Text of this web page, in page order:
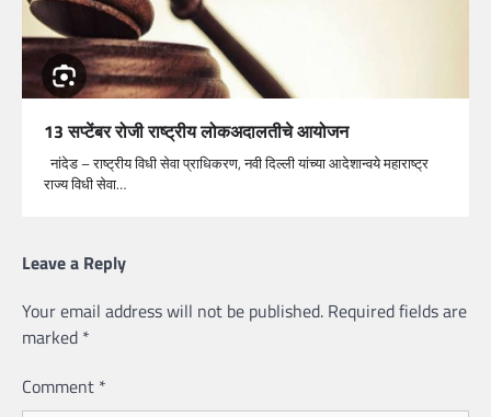
13 सप्टेंबर रोजी राष्ट्रीय लोकअदालतीचे आयोजन
नांदेड – राष्ट्रीय विधी सेवा प्राधिकरण, नवी दिल्ली यांच्या आदेशान्वये महाराष्ट्र
राज्य विधी सेवा…
Leave a Reply
Your email address will not be published. Required fields are
marked *
Comment *